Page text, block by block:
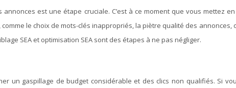
est une étape cruciale. C’est à ce moment que vous mettez
le choix de mots-clés inappropriés, la piètre qualité des
SEA et optimisation SEA sont des étapes à ne pas négliger.
un gaspillage de budget considérable et des clics non qualifiés. Si